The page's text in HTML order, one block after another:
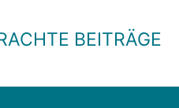
BEITRÄGE